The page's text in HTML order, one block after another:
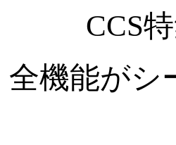
CCS
全機能がシ